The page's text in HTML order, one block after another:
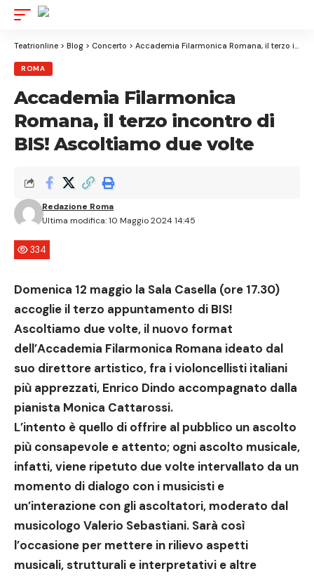
Resizer
Teatrionline > Blog > Concerto > Accademia Filarmonica Romana, il terzo incontro di BIS! Ascoltiamo due volte
ROMA
Accademia Filarmonica
Romana, il terzo incontro di
BIS! Ascoltiamo due volte
Ultima modifica: 10 Maggio 2024 14:45
Redazione Roma
334
Domenica 12 maggio la Sala Casella (ore 17.30)
accoglie il terzo appuntamento di BIS!
Ascoltiamo due volte, il nuovo format
dell’Accademia Filarmonica Romana ideato dal
suo direttore artistico, fra i violoncellisti italiani
più apprezzati, Enrico Dindo accompagnato dalla
pianista Monica Cattarossi.
L’intento è quello di offrire al pubblico un ascolto
più consapevole e attento; ogni ascolto musicale,
infatti, viene ripetuto due volte intervallato da un
momento di dialogo con i musicisti e
un’interazione con gli ascoltatori, moderato dal
musicologo Valerio Sebastiani. Sarà così
l’occasione per mettere in rilievo aspetti
musicali, strutturali e interpretativi e altre